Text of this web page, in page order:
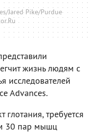
Jared Pike/Purdue
жизнь людям с
исследователей
Advances.
требуется
30 пар мышц